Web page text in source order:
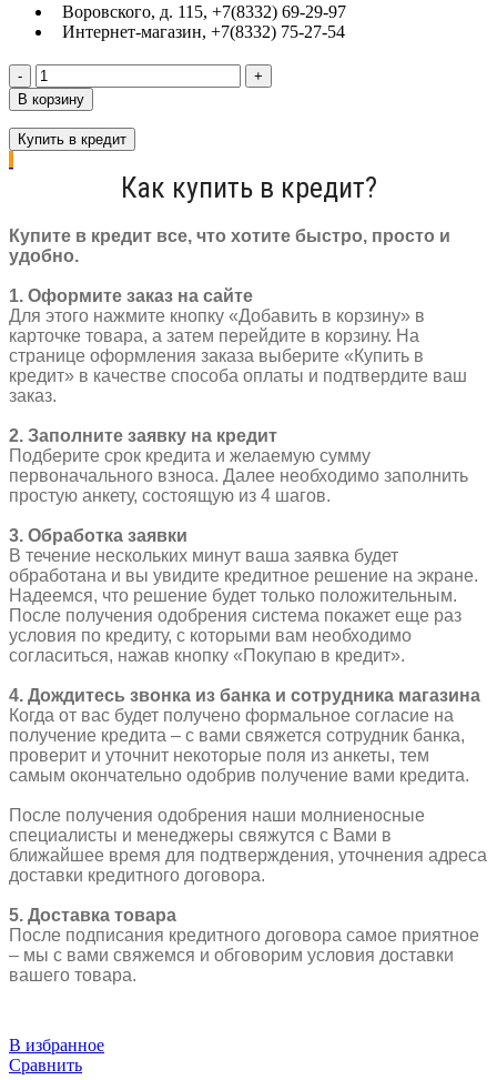
Воровского, д. 115, +7(8332) 69-29-97
Интернет-магазин, +7(8332) 75-27-54
Количество
товара
Куртка
С99210
(2XL)
В корзину
Купить в кредит
Как купить в кредит?
Купите в кредит все, что хотите быстро, просто и
удобно.
1. Оформите заказ на сайте
Для этого нажмите кнопку «Добавить в корзину» в
карточке товара, а затем перейдите в корзину. На
странице оформления заказа выберите «Купить в
кредит» в качестве способа оплаты и подтвердите ваш
заказ.
2. Заполните заявку на кредит
Подберите срок кредита и желаемую сумму
первоначального взноса. Далее необходимо заполнить
простую анкету, состоящую из 4 шагов.
3. Обработка заявки
В течение нескольких минут ваша заявка будет
обработана и вы увидите кредитное решение на экране.
Надеемся, что решение будет только положительным.
После получения одобрения система покажет еще раз
условия по кредиту, с которыми вам необходимо
согласиться, нажав кнопку «Покупаю в кредит».
4. Дождитесь звонка из банка и сотрудника магазина
Когда от вас будет получено формальное согласие на
получение кредита – с вами свяжется сотрудник банка,
проверит и уточнит некоторые поля из анкеты, тем
самым окончательно одобрив получение вами кредита.
После получения одобрения наши молниеносные
специалисты и менеджеры свяжутся с Вами в
ближайшее время для подтверждения, уточнения адреса
доставки кредитного договора.
5. Доставка товара
После подписания кредитного договора самое приятное
– мы с вами свяжемся и обговорим условия доставки
вашего товара.
В избранное
Сравнить